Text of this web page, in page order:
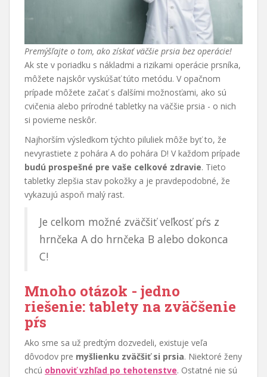
Premýšľajte o tom, ako získať väčšie prsia bez operácie!
Ak ste v poriadku s nákladmi a rizikami operácie prsníka,
môžete najskôr vyskúšať túto metódu. V opačnom
prípade môžete začať s ďalšími možnosťami, ako sú
cvičenia alebo prírodné tabletky na väčšie prsia - o nich
si povieme neskôr.
Najhorším výsledkom týchto piluliek môže byť to, že
nevyrastiete z pohára A do pohára D! V každom prípade
budú prospešné pre vaše celkové zdravie. Tieto
tabletky zlepšia stav pokožky a je pravdepodobné, že
vykazujú aspoň malý rast.
Je celkom možné zväčšiť veľkosť pŕs z
hrnčeka A do hrnčeka B alebo dokonca
C!
Mnoho otázok - jedno
riešenie: tablety na zväčšenie
pŕs
Ako sme sa už predtým dozvedeli, existuje veľa
dôvodov pre myšlienku zväčšiť si prsia. Niektoré ženy
chcú obnoviť vzhľad po tehotenstve. Ostatné nie sú